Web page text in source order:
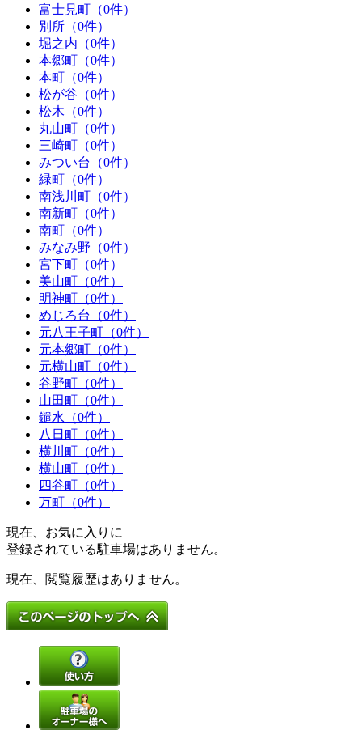
富士見町（0件）
別所（0件）
堀之内（0件）
本郷町（0件）
本町（0件）
松が谷（0件）
松木（0件）
丸山町（0件）
三崎町（0件）
みつい台（0件）
緑町（0件）
南浅川町（0件）
南新町（0件）
南町（0件）
みなみ野（0件）
宮下町（0件）
美山町（0件）
明神町（0件）
めじろ台（0件）
元八王子町（0件）
元本郷町（0件）
元横山町（0件）
谷野町（0件）
山田町（0件）
鑓水（0件）
八日町（0件）
横川町（0件）
横山町（0件）
四谷町（0件）
万町（0件）
現在、お気に入りに
登録されている駐車場はありません。
現在、閲覧履歴はありません。